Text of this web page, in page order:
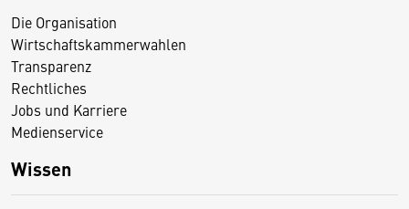
Die Organisation
Wirtschaftskammerwahlen
Transparenz
Rechtliches
Jobs und Karriere
Medienservice
Wissen